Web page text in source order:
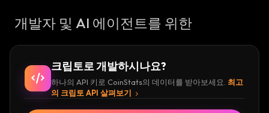
개발자 및 AI 에이전트를 위한
크립토로 개발하시나요?
하나의 API 키로 CoinStats의 데이터를 받아보세요. 최고
의 크립토 API 살펴보기